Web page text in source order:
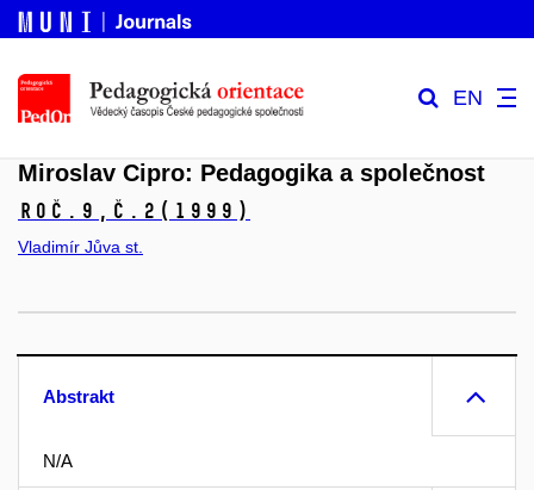
EN
Miroslav Cipro: Pedagogika a společnost
Roč.9, č.2 (1999)
Vladimír Jůva st.
Abstrakt
N/A